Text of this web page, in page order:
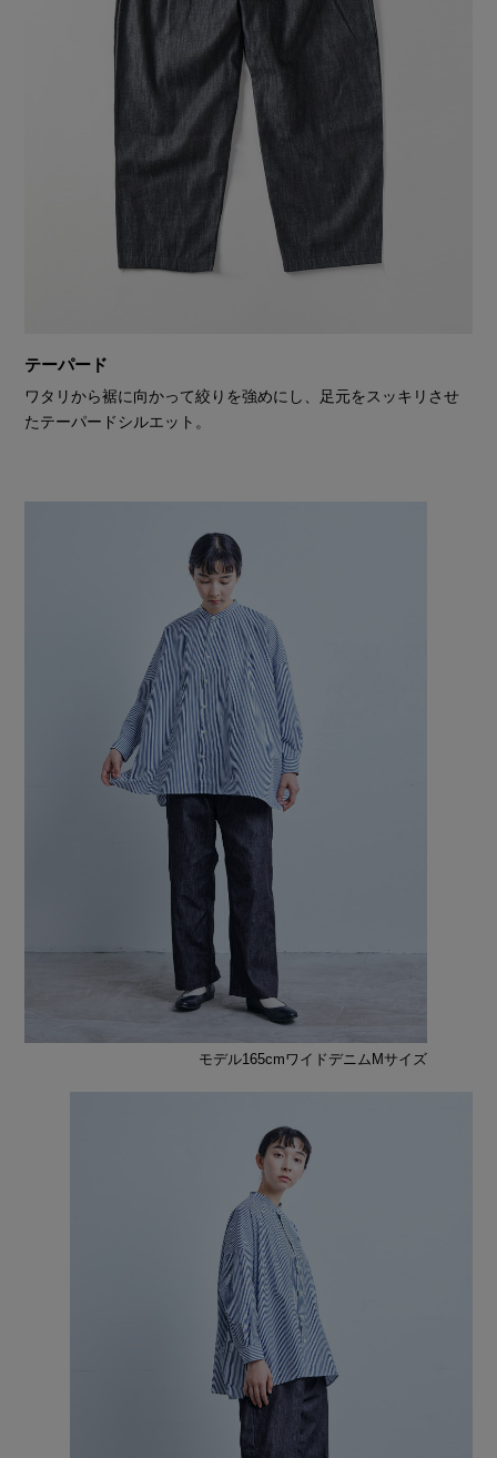
テーパード
ワタリから裾に向かって絞りを強めにし、足元をスッキリさせ
たテーパードシルエット。
モデル165cmワイドデニムMサイズ